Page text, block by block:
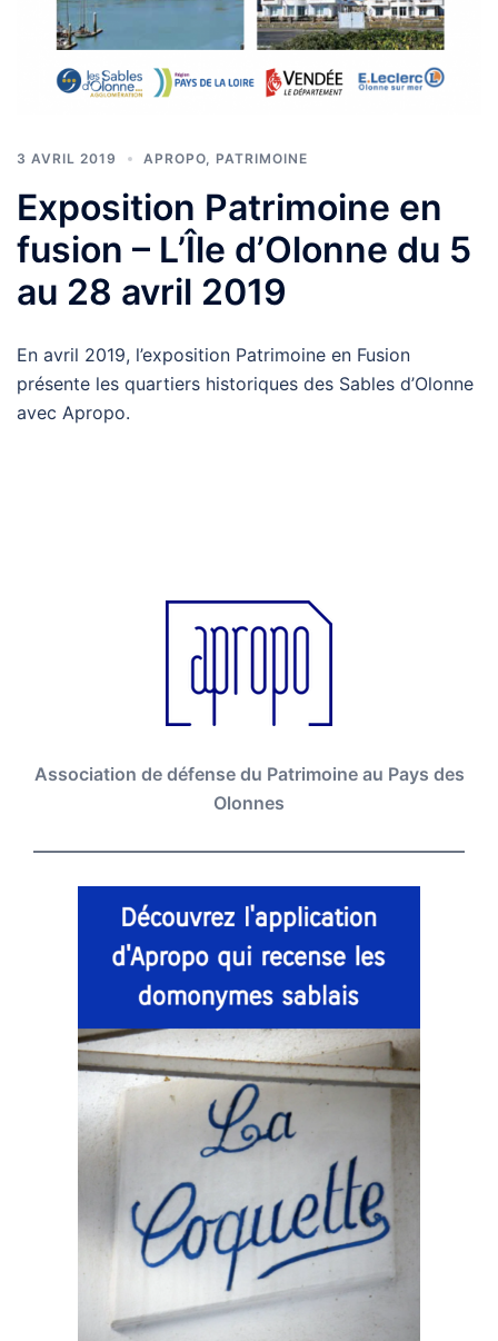
3 AVRIL 2019 APROPO PATRIMOINE
Exposition Patrimoine en
fusion – L’Île d’Olonne du 5
au 28 avril 2019
En avril 2019, l’exposition Patrimoine en Fusion
présente les quartiers historiques des Sables d’Olonne
avec Apropo.
Association de défense du Patrimoine au Pays des
Olonnes